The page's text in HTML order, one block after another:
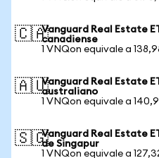
🇨🇦Vanguard Real Estate
canadiense
1 VNQon equivale a
🇦🇺Vanguard Real Estate
australiano
1 VNQon equivale a
🇸🇬Vanguard Real Estate
de Singapur
1 VNQon equivale a